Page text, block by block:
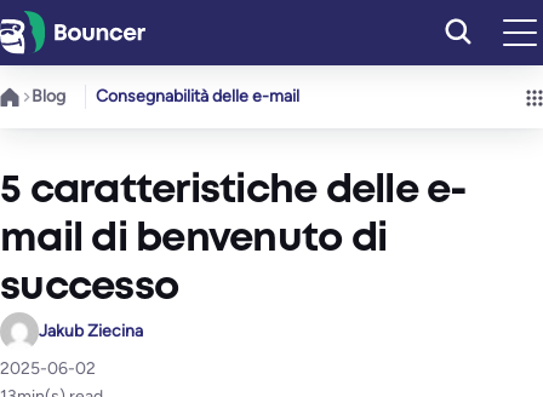
Vai
al
contenuto
Blog Consegnabilità delle e-mail
5 caratteristiche delle e-
mail di benvenuto di
successo
Jakub Ziecina
2025-06-02